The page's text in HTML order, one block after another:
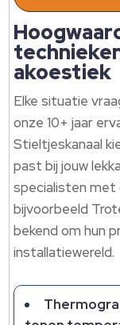
akoestiek
Elke situatie
onze 10+ jaar
Stieltjeskanaal
past bij jouw
specialisten met
bijvoorbeeld
bekend om hun
installatiewereld.